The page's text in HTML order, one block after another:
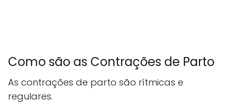
Como são as Contrações de Parto
As contrações de parto são rítmicas e
regulares.